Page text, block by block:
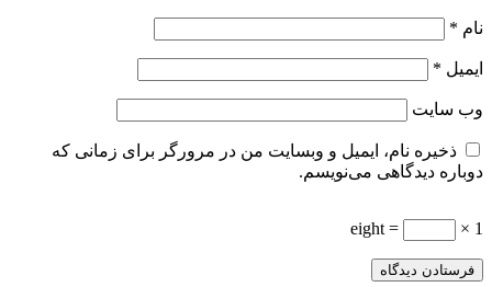
نام *
ایمیل *
وب‌ سایت
ذخیره نام، ایمیل و وبسایت من در مرورگر برای زمانی که
دوباره دیدگاهی می‌نویسم.
1 ×
= eight